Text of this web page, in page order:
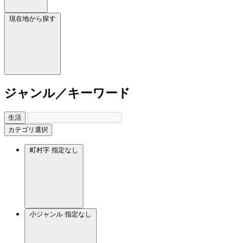
現在地から探す
ジャンル／キーワード
生活
カテゴリ選択
町村字 指定なし
小ジャンル 指定なし